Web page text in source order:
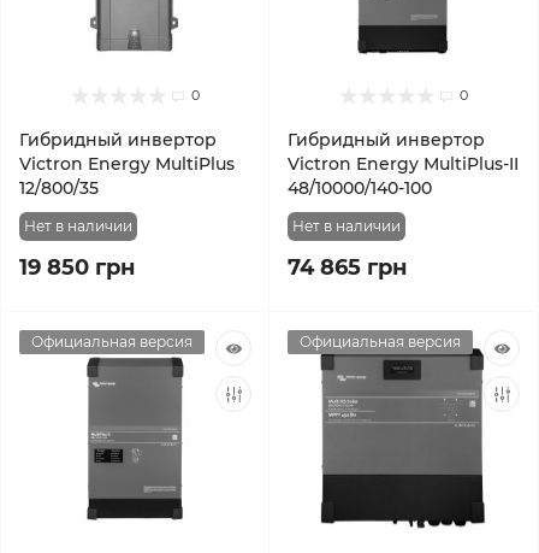
0
Гибридный инвертор
Victron Energy MultiPlus
12/800/35
Нет в наличии
19 850 грн
0
Гибридный инвертор
Victron Energy MultiPlus-II
48/10000/140-100
Нет в наличии
74 865 грн
Официальная версия Официальная версия